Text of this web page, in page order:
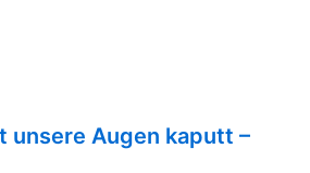
unsere Augen kaputt –